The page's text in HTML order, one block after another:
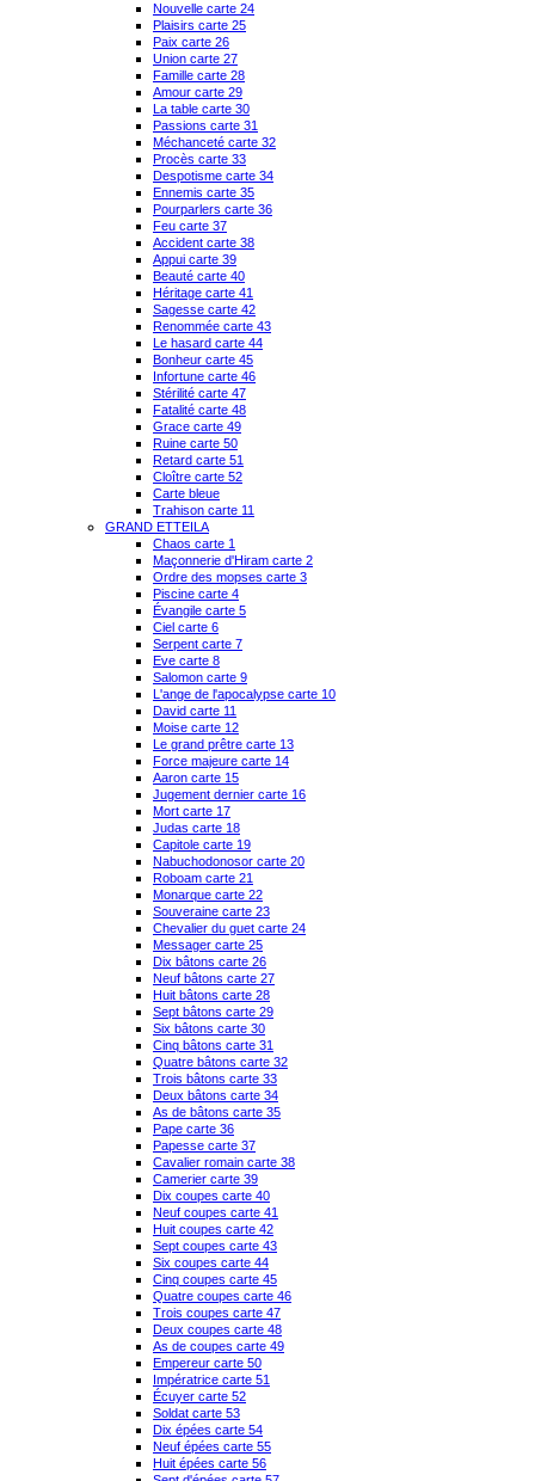
Nouvelle carte 24
Plaisirs carte 25
Paix carte 26
Union carte 27
Famille carte 28
Amour carte 29
La table carte 30
Passions carte 31
Méchanceté carte 32
Procès carte 33
Despotisme carte 34
Ennemis carte 35
Pourparlers carte 36
Feu carte 37
Accident carte 38
Appui carte 39
Beauté carte 40
Héritage carte 41
Sagesse carte 42
Renommée carte 43
Le hasard carte 44
Bonheur carte 45
Infortune carte 46
Stérilité carte 47
Fatalité carte 48
Grace carte 49
Ruine carte 50
Retard carte 51
Cloître carte 52
Carte bleue
Trahison carte 11
GRAND ETTEILA
Chaos carte 1
Maçonnerie d'Hiram carte 2
Ordre des mopses carte 3
Piscine carte 4
Évangile carte 5
Ciel carte 6
Serpent carte 7
Eve carte 8
Salomon carte 9
L'ange de l'apocalypse carte 10
David carte 11
Moise carte 12
Le grand prêtre carte 13
Force majeure carte 14
Aaron carte 15
Jugement dernier carte 16
Mort carte 17
Judas carte 18
Capitole carte 19
Nabuchodonosor carte 20
Roboam carte 21
Monarque carte 22
Souveraine carte 23
Chevalier du guet carte 24
Messager carte 25
Dix bâtons carte 26
Neuf bâtons carte 27
Huit bâtons carte 28
Sept bâtons carte 29
Six bâtons carte 30
Cinq bâtons carte 31
Quatre bâtons carte 32
Trois bâtons carte 33
Deux bâtons carte 34
As de bâtons carte 35
Pape carte 36
Papesse carte 37
Cavalier romain carte 38
Camerier carte 39
Dix coupes carte 40
Neuf coupes carte 41
Huit coupes carte 42
Sept coupes carte 43
Six coupes carte 44
Cinq coupes carte 45
Quatre coupes carte 46
Trois coupes carte 47
Deux coupes carte 48
As de coupes carte 49
Empereur carte 50
Impératrice carte 51
Écuyer carte 52
Soldat carte 53
Dix épées carte 54
Neuf épées carte 55
Huit épées carte 56